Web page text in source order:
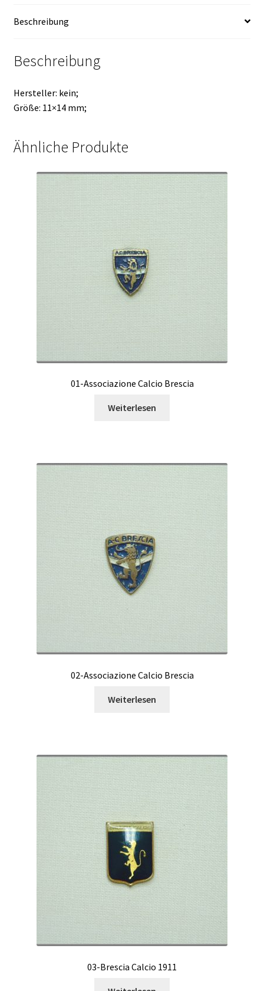
Beschreibung
Beschreibung
Hersteller: kein;
Größe: 11×14 mm;
Ähnliche Produkte
01-Associazione Calcio Brescia
Weiterlesen
02-Associazione Calcio Brescia
Weiterlesen
03-Brescia Calcio 1911